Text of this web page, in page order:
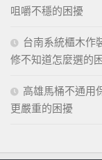
咀嚼不穩的困擾
台南系統櫃木作
修不知道怎麼選的
高雄馬桶不通用
更嚴重的困擾